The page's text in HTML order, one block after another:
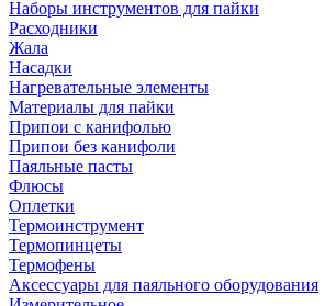
Наборы инструментов для пайки
Расходники
Жала
Насадки
Нагревательные элементы
Материалы для пайки
Припои с канифолью
Припои без канифоли
Паяльные пасты
Флюсы
Оплетки
Термоинструмент
Термопинцеты
Термофены
Аксессуары для паяльного оборудования